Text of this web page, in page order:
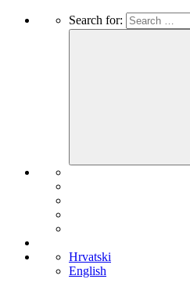
Search for:
Hrvatski
English